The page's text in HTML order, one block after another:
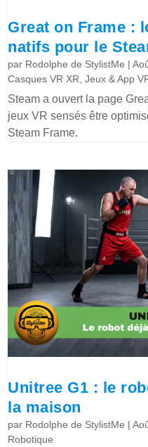
Great on Frame :
natifs pour le
par Rodolphe de StylistMe |
Casques VR XR ,Jeux & App
Steam a ouvert la page
jeux VR sensés être
Steam Frame.
Unitree G1 : le
la maison
par Rodolphe de StylistMe |
Robotique